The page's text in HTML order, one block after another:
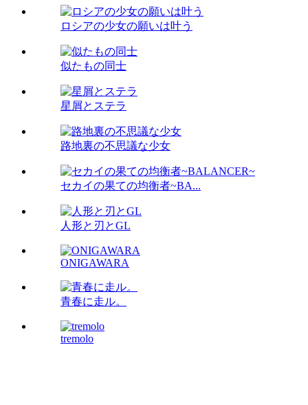
ロシアの少女の願いは叶う
似たもの同士
星屑とステラ
路地裏の不思議な少女
セカイの果ての均衡者~BA...
人形と刃とGL
ONIGAWARA
青春に走ル。
tremolo